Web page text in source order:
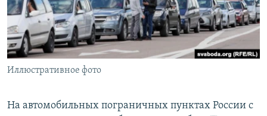
ПОБЕДИТЕЛЕЙ НЕ СУДЯТ?
КРЫМ.НЕПОКОРЕННЫЙ
ELIFBE
УКРАИНСКАЯ ПРОБЛЕМА КРЫМА
ПРИСОЕДИНЯЙТЕСЬ!
Иллюстративное фото
На автомобильных пограничных пунктах России с